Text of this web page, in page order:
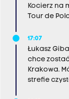
Kocierz na
Tour de
17:07
Łukasz
chce
Krakowa.
strefie